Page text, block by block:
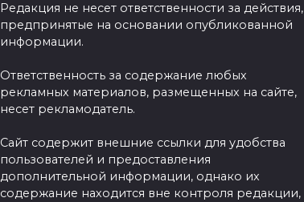
Редакция не несет ответственности за действия,
предпринятые на основании опубликованной
информации.
Ответственность за содержание любых
рекламных материалов, размещенных на сайте,
несет рекламодатель.
Сайт содержит внешние ссылки для удобства
пользователей и предоставления
дополнительной информации, однако их
содержание находится вне контроля редакции,